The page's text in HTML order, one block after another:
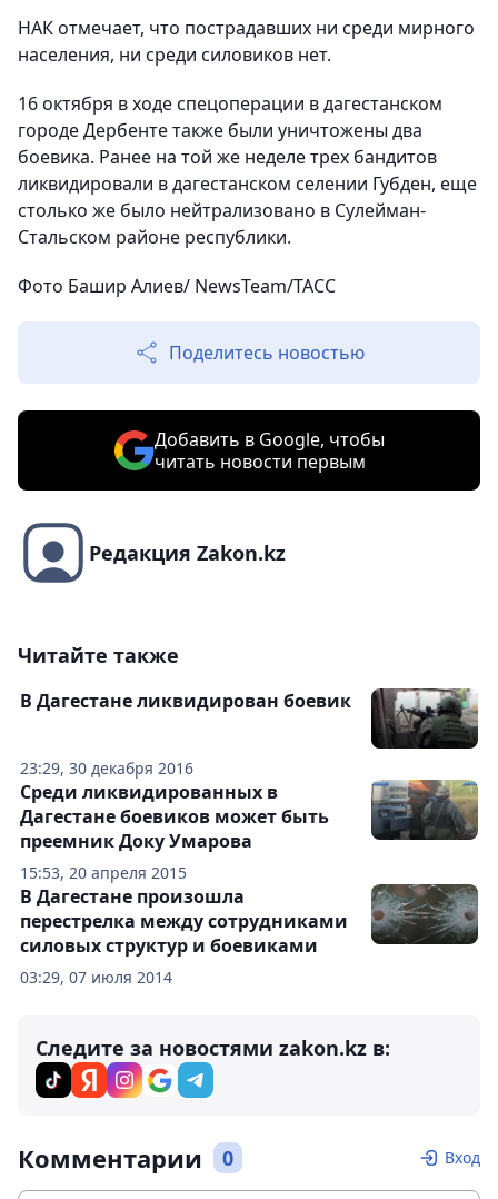
НАК отмечает, что пострадавших ни среди мирного
населения, ни среди силовиков нет.
16 октября в ходе спецоперации в дагестанском
городе Дербенте также были уничтожены два
боевика. Ранее на той же неделе трех бандитов
ликвидировали в дагестанском селении Губден, еще
столько же было нейтрализовано в Сулейман-
Стальском районе республики.
Фото Башир Алиев/ NewsTeam/ТАСС
Поделитесь новостью
Добавить в Google, чтобы
читать новости первым
Редакция Zakon.kz
Читайте также
23:29, 30 декабря 2016
В Дагестане ликвидирован боевик
15:53, 20 апреля 2015
Среди ликвидированных в
Дагестане боевиков может быть
преемник Доку Умарова
03:29, 07 июля 2014
В Дагестане произошла
перестрелка между сотрудниками
силовых структур и боевиками
Следите за новостями zakon.kz в:
Комментарии 0 Вход